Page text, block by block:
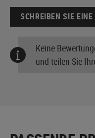
SCHREIBEN SIE EINE
Keine
und teilen Sie